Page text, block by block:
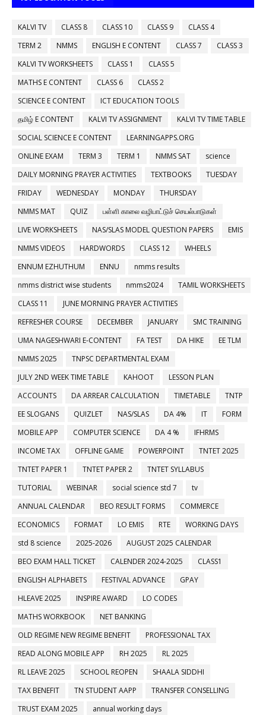
KALVI TV CLASS 8 CLASS 10 CLASS 9
CLASS 4
TERM 2
NMMS ENGLISH E CONTENT CLASS 7
CLASS 3
KALVI TV WORKSHEETS
CLASS 1
CLASS 5
MATHS E CONTENT
CLASS 6
CLASS 2
SCIENCE E CONTENT
ICT EDUCATION TOOLS
தமிழ் E CONTENT
KALVI TV ASSIGNMENT
KALVI TV TIME TABLE
SOCIAL SCIENCE E CONTENT
LEARNINGAPPS.ORG
ONLINE EXAM
TERM 3 TERM 1 NMMS SAT
science
DAILY MORNING PRAYER ACTIVITIES
TEXTBOOKS
TUESDAY
FRIDAY
WEDNESDAY MONDAY
THURSDAY
NMMS MAT
QUIZ
பள்ளி காலை வழிபாட்டுச் செயல்பாடுகள்
LIVE WORKSHEETS
NAS/SLAS MODEL QUESTION PAPERS
EMIS
NMMS VIDEOS
HARDWORDS CLASS 12
WHEELS
ENNUM EZHUTHUM
ENNU
nmms results
nmms district wise students
nmms2024
TAMIL WORKSHEETS
CLASS 11
JUNE MORNING PRAYER ACTIVITIES
REFRESHER COURSE
DECEMBER JANUARY
SMC TRAINING
UMA NAGESHWARI E-CONTENT
FA TEST DA HIKE
EE TLM
NMMS 2025
TNPSC DEPARTMENTAL EXAM
JULY 2ND WEEK TIME TABLE
KAHOOT
LESSON PLAN
ACCOUNTS
DA ARREAR CALCULATION TIMETABLE
TNTP
EE SLOGANS
QUIZLET NAS/SLAS DA 4% IT
FORM
MOBILE APP
COMPUTER SCIENCE DA 4 %
IFHRMS
INCOME TAX
OFFLINE GAME POWERPOINT
TNTET 2025
TNTET PAPER 1
TNTET PAPER 2
TNTET SYLLABUS
TUTORIAL
WEBINAR social science std 7
tv
ANNUAL CALENDAR
BEO RESULT FORMS
COMMERCE
ECONOMICS
FORMAT LO EMIS RTE
WORKING DAYS
std 8 science
2025-2026
AUGUST 2025 CALENDAR
BEO EXAM HALL TICKET
CALENDER 2024-2025
CLASS1
ENGLISH ALPHABETS
FESTIVAL ADVANCE
GPAY
HLEAVE 2025
INSPIRE AWARD
LO CODES
MATHS WORKBOOK
NET BANKING
OLD REGIME NEW REGIME BENEFIT
PROFESSIONAL TAX
READ ALONG MOBILE APP
RH 2025
RL 2025
RL LEAVE 2025
SCHOOL REOPEN
SHAALA SIDDHI
TAX BENEFIT
TN STUDENT AAPP
TRANSFER CONSELLING
TRUST EXAM 2025
annual working days